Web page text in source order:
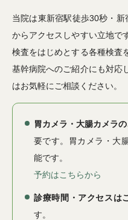
当院は東新宿駅徒歩30秒・
からアクセスしやすい立地で
検査をはじめとする各種検査
基幹病院へのご紹介にも対応
はお気軽にご相談ください。
胃カメラ・大腸カメラ
要です。胃カメラ・大
能です。
予約はこちらから
診療時間・アクセスは
す。